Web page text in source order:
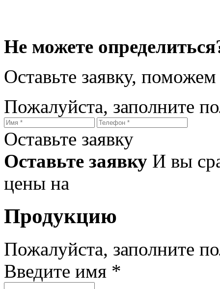
Не можете
Оставьте заявку,
Пожалуйста, заполните
Оставьте заявку
Оставьте заявку И вы
цены на
Продукцию
Пожалуйста, заполните
Введите имя *